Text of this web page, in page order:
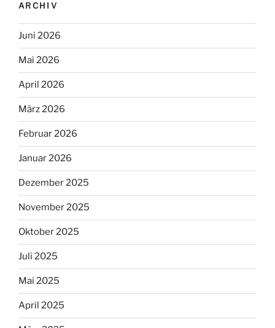
ARCHIV
Juni 2026
Mai 2026
April 2026
März 2026
Februar 2026
Januar 2026
Dezember 2025
November 2025
Oktober 2025
Juli 2025
Mai 2025
April 2025